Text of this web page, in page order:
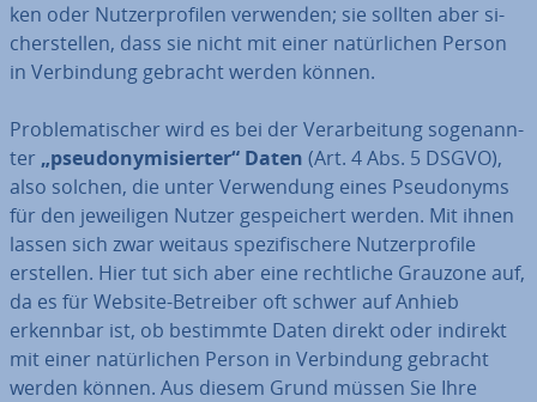
ken oder Nut­zer­pro­fi­len verwenden; sie sollten aber si­
cher­stel­len, dass sie nicht mit einer na­tür­li­chen Person
in Ver­bin­dung gebracht werden können.
Pro­ble­ma­ti­scher wird es bei der Ver­ar­bei­tung so­ge­nann­
ter „pseud­ony­mi­sier­ter“ Daten (Art. 4 Abs. 5 DSGVO),
also solchen, die unter Ver­wen­dung eines Pseud­onyms
für den je­wei­li­gen Nutzer ge­spei­chert werden. Mit ihnen
lassen sich zwar weitaus spe­zi­fi­sche­re Nut­zer­pro­fi­le
erstellen. Hier tut sich aber eine recht­li­che Grauzone auf,
da es für Website-Betreiber oft schwer auf Anhieb
erkennbar ist, ob bestimmte Daten direkt oder indirekt
mit einer na­tür­li­chen Person in Ver­bin­dung gebracht
werden können. Aus diesem Grund müssen Sie Ihre